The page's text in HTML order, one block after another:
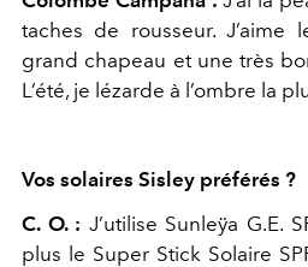
taches de rousseur. J’aime
grand chapeau et une très
L’été, je lézarde à l’ombre la
Vos solaires Sisley préférés ?
C. O. : J’utilise Sunleÿa G.E.
plus le Super Stick Solaire